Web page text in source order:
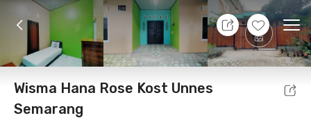
+5
7 Agt 26 - Belum tahu
Foto Fasilitas bersama Lokasi Kamar
Wisma Hana Rose Kost Unnes
Semarang